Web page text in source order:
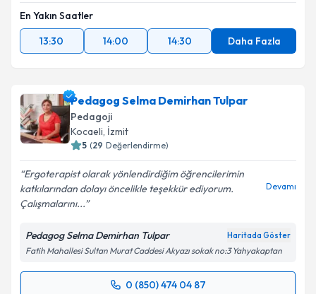
En Yakın Saatler
13:30
14:00 14:30 Daha Fazla
Pedagog Selma Demirhan Tulpar
Pedagoji
Kocaeli, İzmit
5 (29 Değerlendirme)
Ergoterapist olarak yönlendirdiğim öğrencilerimin
katkılarından dolayı öncelikle teşekkür ediyorum.
Çalışmalarını...
Devamı
Pedagog Selma Demirhan Tulpar Haritada Göster
Fatih Mahallesi Sultan Murat Caddesi Akyazı sokak no:3 Yahyakaptan
0 (850) 474 04 87